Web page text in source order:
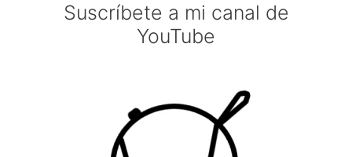
Suscríbete a mi canal de
YouTube